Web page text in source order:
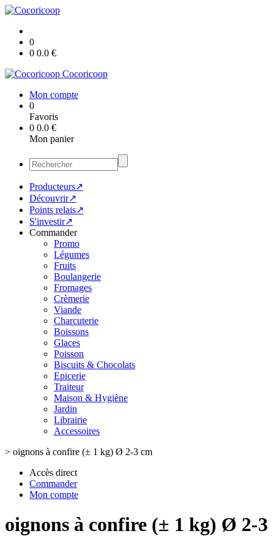
0
0 0.0 €
Cocoricoop
Mon compte
0
Favoris
0 0.0 €
Mon panier
Producteurs↗
Découvrir↗
Points relais↗
S'investir↗
Commander
Promo
Légumes
Fruits
Boulangerie
Fromages
Crèmerie
Viande
Charcuterie
Boissons
Glaces
Poisson
Biscuits & Chocolats
Epicerie
Traiteur
Maison & Hygiène
Jardin
Librairie
Accessoires
> oignons à confire (± 1 kg) Ø 2-3 cm
Accès direct
Commander
Mon compte
oignons à confire (± 1 kg) Ø 2-3